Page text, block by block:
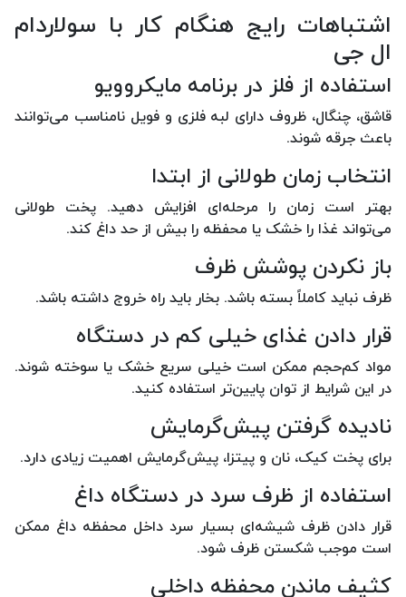
اشتباهات رایج هنگام کار با سولاردام
ال جی
استفاده از فلز در برنامه مایکروویو
قاشق، چنگال، ظروف دارای لبه فلزی و فویل نامناسب می‌توانند
باعث جرقه شوند.
انتخاب زمان طولانی از ابتدا
بهتر است زمان را مرحله‌ای افزایش دهید. پخت طولانی
می‌تواند غذا را خشک یا محفظه را بیش از حد داغ کند.
باز نکردن پوشش ظرف
ظرف نباید کاملاً بسته باشد. بخار باید راه خروج داشته باشد.
قرار دادن غذای خیلی کم در دستگاه
مواد کم‌حجم ممکن است خیلی سریع خشک یا سوخته شوند.
در این شرایط از توان پایین‌تر استفاده کنید.
نادیده گرفتن پیش‌گرمایش
برای پخت کیک، نان و پیتزا، پیش‌گرمایش اهمیت زیادی دارد.
استفاده از ظرف سرد در دستگاه داغ
قرار دادن ظرف شیشه‌ای بسیار سرد داخل محفظه داغ ممکن
است موجب شکستن ظرف شود.
کثیف ماندن محفظه داخلی